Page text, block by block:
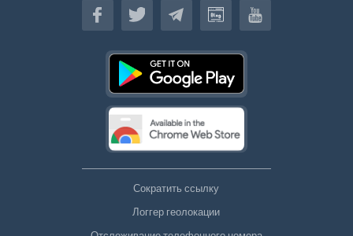
Сократить ссылку
Логгер геолокации